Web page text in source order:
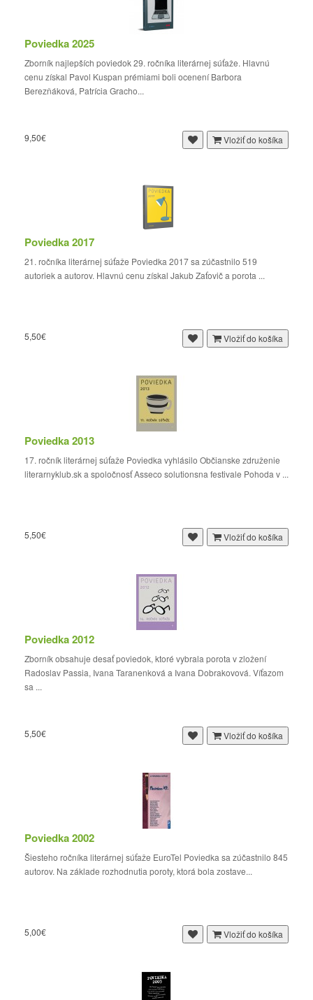
Poviedka 2025
Zborník najlepších poviedok 29. ročníka literárnej súťaže. Hlavnú
cenu získal Pavol Kuspan prémiami boli ocenení Barbora
Berezňáková, Patrícia Gracho...
9,50€ Vložiť do košíka
Poviedka 2017
21. ročníka literárnej súťaže Poviedka 2017 sa zúčastnilo 519
autoriek a autorov. Hlavnú cenu získal Jakub Zaťovič a porota ...
5,50€ Vložiť do košíka
Poviedka 2013
17. ročník literárnej súťaže Poviedka vyhlásilo Občianske združenie
literarnyklub.sk a spoločnosť Asseco solutionsna festivale Pohoda v ...
5,50€ Vložiť do košíka
Poviedka 2012
Zborník obsahuje desať poviedok, ktoré vybrala porota v zložení
Radoslav Passia, Ivana Taranenková a Ivana Dobrakovová. Víťazom
sa ...
5,50€ Vložiť do košíka
Poviedka 2002
Šiesteho ročníka literárnej súťaže EuroTel Poviedka sa zúčastnilo 845
autorov. Na základe rozhodnutia poroty, ktorá bola zostave...
5,00€ Vložiť do košíka